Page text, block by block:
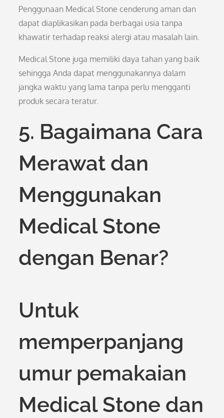
Penggunaan Medical Stone cenderung aman dan
dapat diaplikasikan pada berbagai usia tanpa
khawatir terhadap reaksi alergi atau masalah lain.
Medical Stone juga memiliki daya tahan yang baik
sehingga Anda dapat menggunakannya dalam
jangka waktu yang lama tanpa perlu mengganti
produk secara teratur.
5. Bagaimana Cara
Merawat dan
Menggunakan
Medical Stone
dengan Benar?
Untuk
memperpanjang
umur pemakaian
Medical Stone dan